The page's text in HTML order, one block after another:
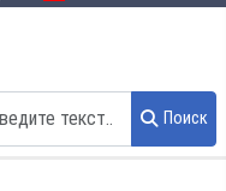
Поиск